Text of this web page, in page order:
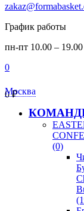
График работы
пн-пт 10.00 – 19.00
0
0₽
Москва
(0)